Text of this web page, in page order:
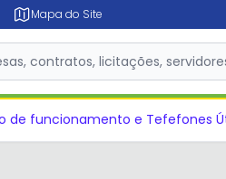
Mapa do Site
contratos, licitações,
de funcionamento e Tefefones